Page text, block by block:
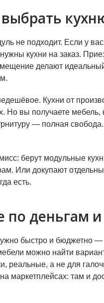
не подходит. Если у
кухни на заказ.
делают идеальный
Кухни от
Но вы получаете мебель,
— полная
берут модульные
Или докупают
есть.
по деньгам
быстро и бюджетно —
можно найти
реальные, а не для
маркетплейсах: там и